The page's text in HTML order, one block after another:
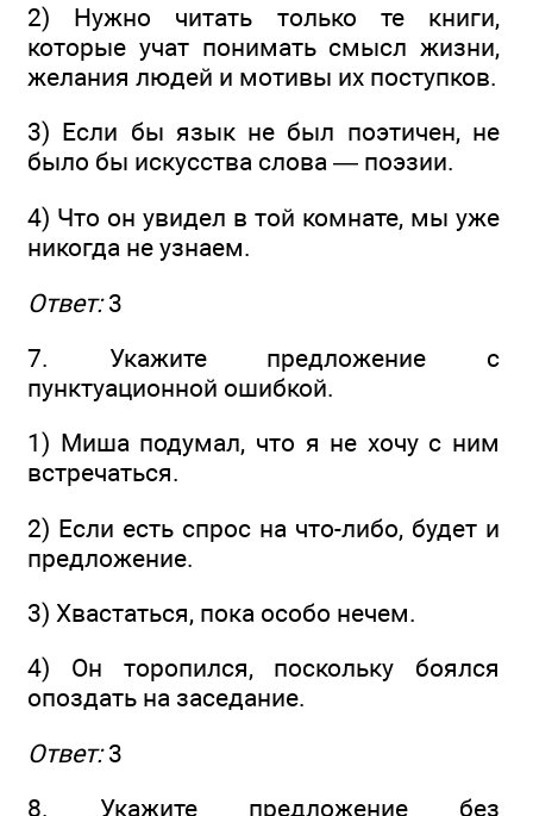
2) Нужно читать только те книги,
которые учат понимать смысл жизни,
желания людей и мотивы их поступков.
3) Если бы язык не был поэтичен, не
было бы искусства слова — поэзии.
4) Что он увидел в той комнате, мы уже
никогда не узнаем.
Ответ:3
7. Укажите предложение с
пунктуационной ошибкой.
1) Миша подумал, что я не хочу с ним
встречаться.
2) Если есть спрос на что-либо, будет и
предложение.
3) Хвастаться, пока особо нечем.
4) Он торопился, поскольку боялся
опоздать на заседание.
Ответ:3
8. Укажите предложение без